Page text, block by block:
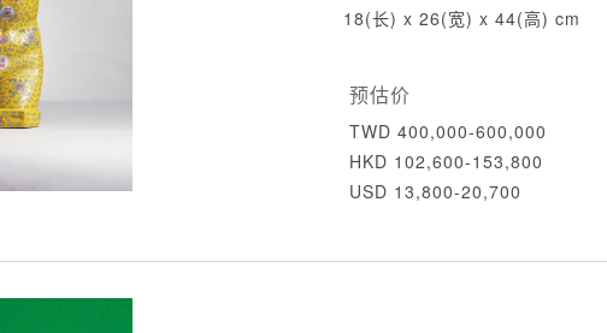
18(长) x 26(宽) x 44(高) cm
预估价
TWD 400,000-600,000
HKD 102,600-153,800
USD 13,800-20,700